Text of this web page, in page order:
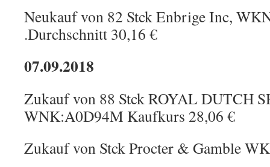
Neukauf von 82 Stck Enbrige Inc,
.Durchschnitt 30,16 €
07.09.2018
Zukauf von 88 Stck ROYAL DUTCH
WNK:A0D94M Kaufkurs 28,06 €
Zukauf von Stck Procter & Gamble